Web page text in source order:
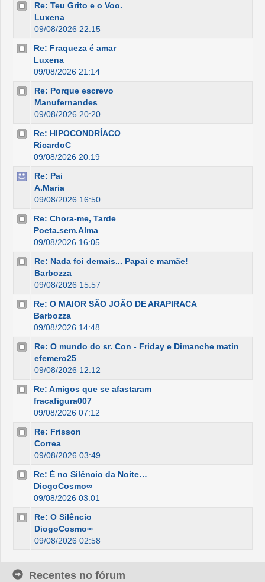
Re: Teu Grito e o Voo.
Luxena
09/08/2026 22:15
Re: Fraqueza é amar
Luxena
09/08/2026 21:14
Re: Porque escrevo
Manufernandes
09/08/2026 20:20
Re: HIPOCONDRÍACO
RicardoC
09/08/2026 20:19
Re: Pai
A.Maria
09/08/2026 16:50
Re: Chora-me, Tarde
Poeta.sem.Alma
09/08/2026 16:05
Re: Nada foi demais... Papai e mamãe!
Barbozza
09/08/2026 15:57
Re: O MAIOR SÃO JOÃO DE ARAPIRACA
Barbozza
09/08/2026 14:48
Re: O mundo do sr. Con - Friday e Dimanche matin
efemero25
09/08/2026 12:12
Re: Amigos que se afastaram
fracafigura007
09/08/2026 07:12
Re: Frisson
Correa
09/08/2026 03:49
Re: É no Silêncio da Noite…
DiogoCosmo∞
09/08/2026 03:01
Re: O Silêncio
DiogoCosmo∞
09/08/2026 02:58
Recentes no fórum